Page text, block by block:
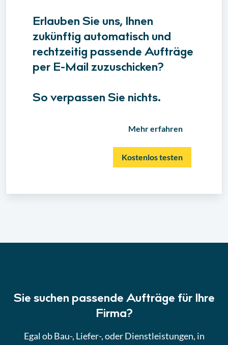
Erlauben Sie uns, Ihnen
zukünftig automatisch und
rechtzeitig passende Aufträge
per E-Mail zuzuschicken?
So verpassen Sie nichts.
Mehr erfahren
Kostenlos testen
Sie suchen passende Aufträge für Ihre
Firma?
Egal ob Bau-, Liefer-, oder Dienstleistungen, in